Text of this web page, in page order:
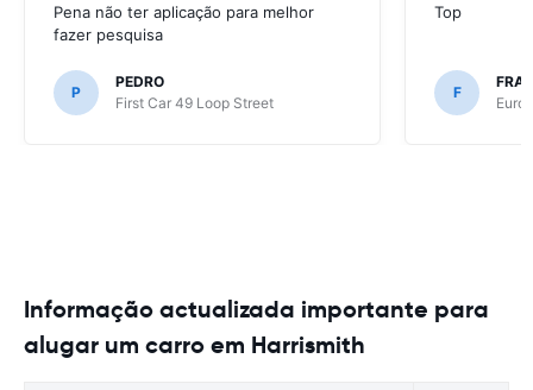
Pena não ter aplicação para melhor
fazer pesquisa
P
PEDRO
First Car 49 Loop Street
Top
F
Informação actualizada importante para
alugar um carro em Harrismith